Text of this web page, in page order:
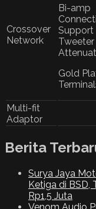
Crossover
Network
Bi-amp
Support
Tweeter
Gold
Multi-fit
Adaptor
Berita
Surya Jaya
Ketiga di BSD,
Rp1,5 Juta
Venom Audio